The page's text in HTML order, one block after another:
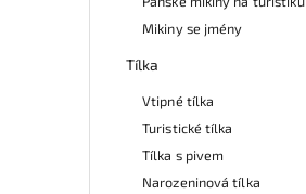
Mikiny se jmény
Tílka
Vtipné tílka
Turistické tílka
Tílka s pivem
Narozeninová tílka